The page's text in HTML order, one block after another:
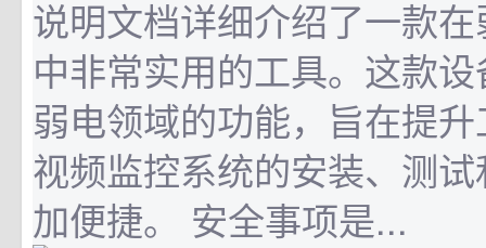
说明文档详细介绍了一款
中非常实用的工具。这款
弱电领域的功能，旨在提
视频监控系统的安装、测
加便捷。 安全事项是...